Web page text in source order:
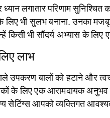
ध्यान लगातार परिणाम
भी सुलभ बनाना. उनका
किसी भी सौंदर्य अभ्यास के लिए
लाभ
उपकरण बालों को हटाने और
लिए एक आरामदायक अनुभव
सेटिंग्स आपको व्यक्तिगत